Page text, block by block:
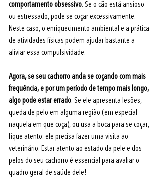
comportamento obsessivo. Se o cão está ansioso
ou estressado, pode se coçar excessivamente.
Neste caso, o enriquecimento ambiental e a prática
de atividades físicas podem ajudar bastante a
aliviar essa compulsividade.
Agora, se seu cachorro anda se coçando com mais
frequência, e por um período de tempo mais longo,
algo pode estar errado. Se ele apresenta lesões,
queda de pelo em alguma região (em especial
naquela em que coça), ou usa a boca para se coçar,
fique atento: ele precisa fazer uma visita ao
veterinário. Estar atento ao estado da pele e dos
pelos do seu cachorro é essencial para avaliar o
quadro geral de saúde dele!